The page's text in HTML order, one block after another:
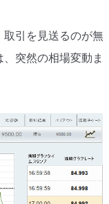
引を見送るのが無
突然の相場変動ま